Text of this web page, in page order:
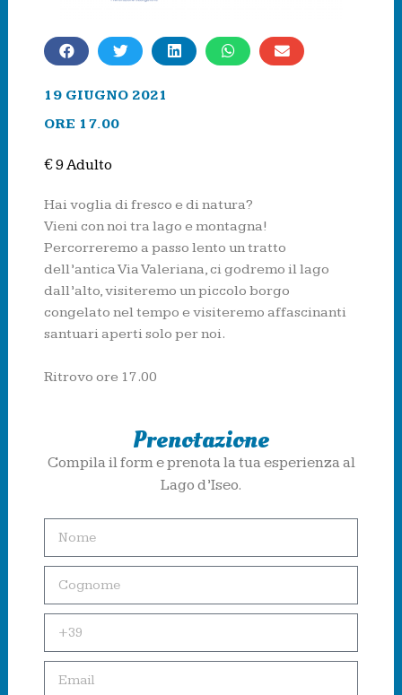
19 GIUGNO 2021
ORE 17.00
€ 9 Adulto
Hai voglia di fresco e di natura?
Vieni con noi tra lago e montagna!
Percorreremo a passo lento un tratto
dell’antica Via Valeriana, ci godremo il lago
dall’alto, visiteremo un piccolo borgo
congelato nel tempo e visiteremo affascinanti
santuari aperti solo per noi.
Ritrovo ore 17.00
Prenotazione
Compila il form e prenota la tua esperienza al
Lago d’Iseo.